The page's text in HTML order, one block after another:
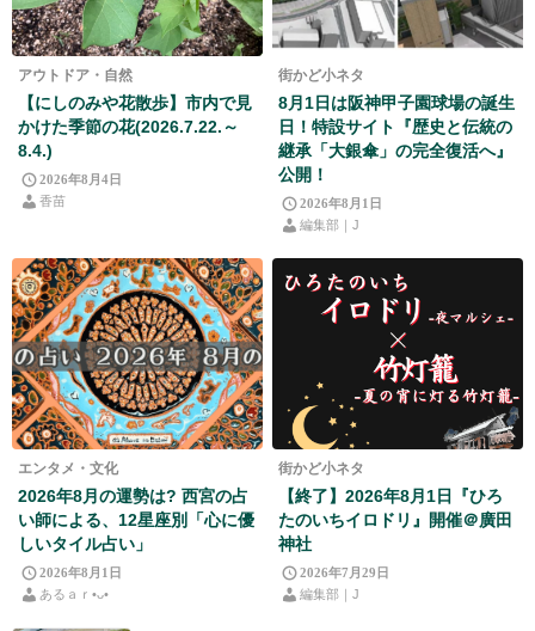
アウトドア・自然
【にしのみや花散歩】市内で見
かけた季節の花(2026.7.22.～
8.4.)
2026年8月4日
香苗
街かど小ネタ
8月1日は阪神甲子園球場の誕生
日！特設サイト『歴史と伝統の
継承「大銀傘」の完全復活へ』
公開！
2026年8月1日
編集部｜J
エンタメ・文化
2026年8月の運勢は? 西宮の占
い師による、12星座別「心に優
しいタイル占い」
2026年8月1日
あるａｒ•⁠ᴗ⁠•⁠
街かど小ネタ
【終了】2026年8月1日『ひろ
たのいちイロドリ』開催＠廣田
神社
2026年7月29日
編集部｜J